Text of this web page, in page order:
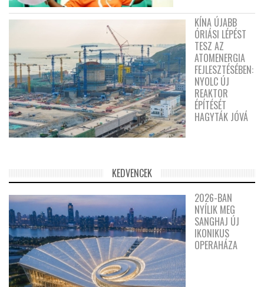
KÍNA ÚJABB
ÓRIÁSI LÉPÉST
TESZ AZ
ATOMENERGIA
FEJLESZTÉSÉBEN:
NYOLC ÚJ
REAKTOR
ÉPÍTÉSÉT
HAGYTÁK JÓVÁ
KEDVENCEK
2026-BAN
NYÍLIK MEG
SANGHAJ ÚJ
IKONIKUS
OPERAHÁZA